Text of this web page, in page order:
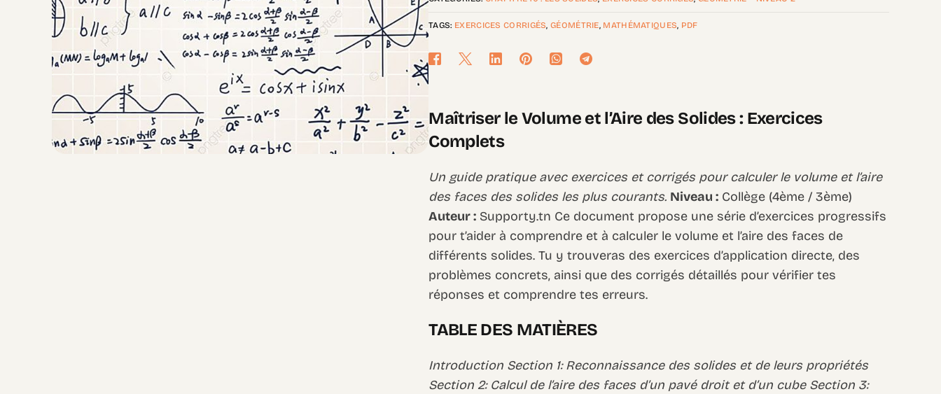
TAGS: EXERCICES CORRIGÉS ,GÉOMÉTRIE MATHÉMATIQUES PDF
Maîtriser le Volume et l’Aire des Solides : Exercices
Complets
Un guide pratique avec exercices et corrigés pour calculer le volume et l’aire
des faces des solides les plus courants. Niveau : Collège (4ème / 3ème)
Auteur : Supporty.tn Ce document propose une série d’exercices progressifs
pour t’aider à comprendre et à calculer le volume et l’aire des faces de
différents solides. Tu y trouveras des exercices d’application directe, des
problèmes concrets, ainsi que des corrigés détaillés pour vérifier tes
réponses et comprendre tes erreurs.
TABLE DES MATIÈRES
Introduction Section 1: Reconnaissance des solides et de leurs propriétés
Section 2: Calcul de l’aire des faces d’un pavé droit et d’un cube Section 3: